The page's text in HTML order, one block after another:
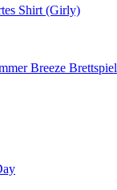
Shirt (Girly)
Breeze Brettspiel